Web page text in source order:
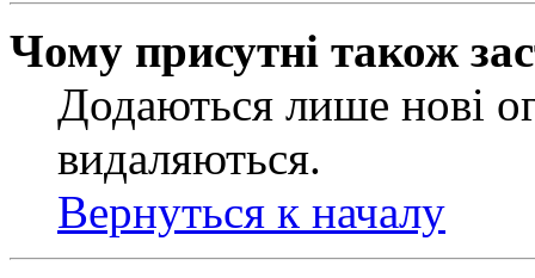
Чому присутні також
Додаються лише нові
видаляються.
Вернуться к началу